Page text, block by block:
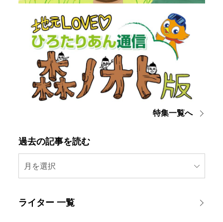
特集一覧へ
過去の記事を読む
月を選択
ライター 一覧